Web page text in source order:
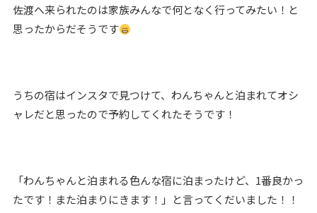
佐渡へ来られたのは家族みんなで何となく行ってみたい！と
思ったからだそうです
うちの宿はインスタで見つけて、わんちゃんと泊まれてオシ
ャレだと思ったので予約してくれたそうです！
「わんちゃんと泊まれる色んな宿に泊まったけど、1番良かっ
たです！また泊まりにきます！」と言ってくだいました！！